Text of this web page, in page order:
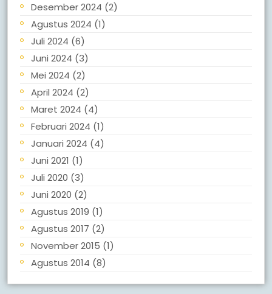
Desember 2024 (2)
Agustus 2024 (1)
Juli 2024 (6)
Juni 2024 (3)
Mei 2024 (2)
April 2024 (2)
Maret 2024 (4)
Februari 2024 (1)
Januari 2024 (4)
Juni 2021 (1)
Juli 2020 (3)
Juni 2020 (2)
Agustus 2019 (1)
Agustus 2017 (2)
November 2015 (1)
Agustus 2014 (8)